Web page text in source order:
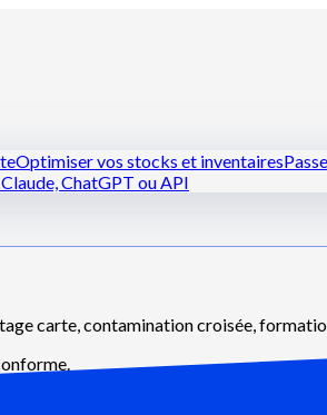
Optimiser vos stocks et inventaires
ChatGPT ou API
carte, contamination croisée,